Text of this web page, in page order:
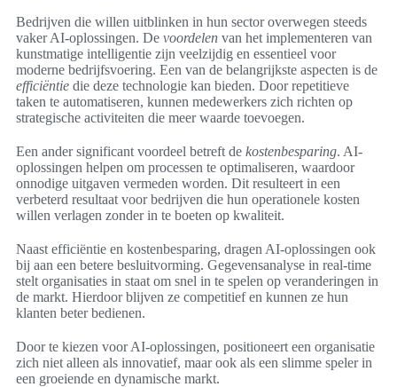
Bedrijven die willen uitblinken in hun sector overwegen steeds
vaker AI-oplossingen. De voordelen van het implementeren van
kunstmatige intelligentie zijn veelzijdig en essentieel voor
moderne bedrijfsvoering. Een van de belangrijkste aspecten is de
efficiëntie die deze technologie kan bieden. Door repetitieve
taken te automatiseren, kunnen medewerkers zich richten op
strategische activiteiten die meer waarde toevoegen.
Een ander significant voordeel betreft de kostenbesparing. AI-
oplossingen helpen om processen te optimaliseren, waardoor
onnodige uitgaven vermeden worden. Dit resulteert in een
verbeterd resultaat voor bedrijven die hun operationele kosten
willen verlagen zonder in te boeten op kwaliteit.
Naast efficiëntie en kostenbesparing, dragen AI-oplossingen ook
bij aan een betere besluitvorming. Gegevensanalyse in real-time
stelt organisaties in staat om snel in te spelen op veranderingen in
de markt. Hierdoor blijven ze competitief en kunnen ze hun
klanten beter bedienen.
Door te kiezen voor AI-oplossingen, positioneert een organisatie
zich niet alleen als innovatief, maar ook als een slimme speler in
een groeiende en dynamische markt.